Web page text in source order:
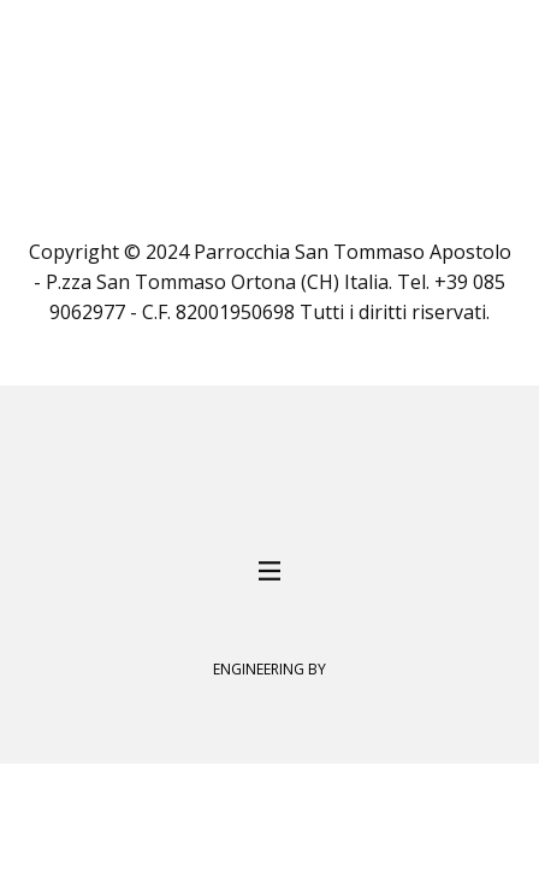
Copyright © 2024 Parrocchia San Tommaso Apostolo
- P.zza San Tommaso Ortona (CH) Italia. Tel. +39 085
9062977 - C.F. 82001950698 Tutti i diritti riservati.
ENGINEERING BY